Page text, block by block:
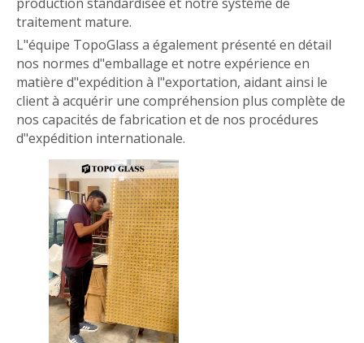
traitement mature.
L"équipe TopoGlass a également présenté en détail
nos normes d"emballage et notre expérience en
matière d"expédition à l"exportation, aidant ainsi le
client à acquérir une compréhension plus complète de
nos capacités de fabrication et de nos procédures
d"expédition internationale.